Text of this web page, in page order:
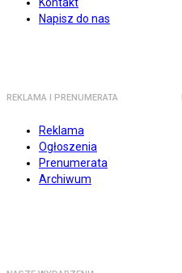
Napisz do nas
REKLAMA I PRENUMERATA
Reklama
Ogłoszenia
Prenumerata
Archiwum